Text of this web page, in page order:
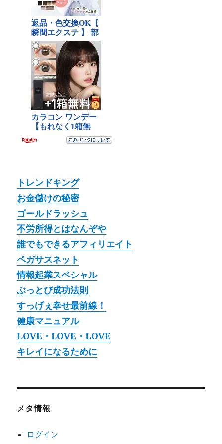
トレンドキング
お金儲けの秘密
ゴールドラッシュ
不労所得とはなんぞや
誰でもできるアフィリエイト
ペガサスネット
情報起業スペシャル
ぶっとび成功法則
すっげぇ幸せ最前線！
健康マニュアル
LOVE・LOVE・LOVE
キレイになるために
メタ情報
ログイン